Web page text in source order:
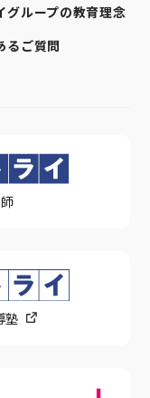
グループの教育理念
るご質問
塾